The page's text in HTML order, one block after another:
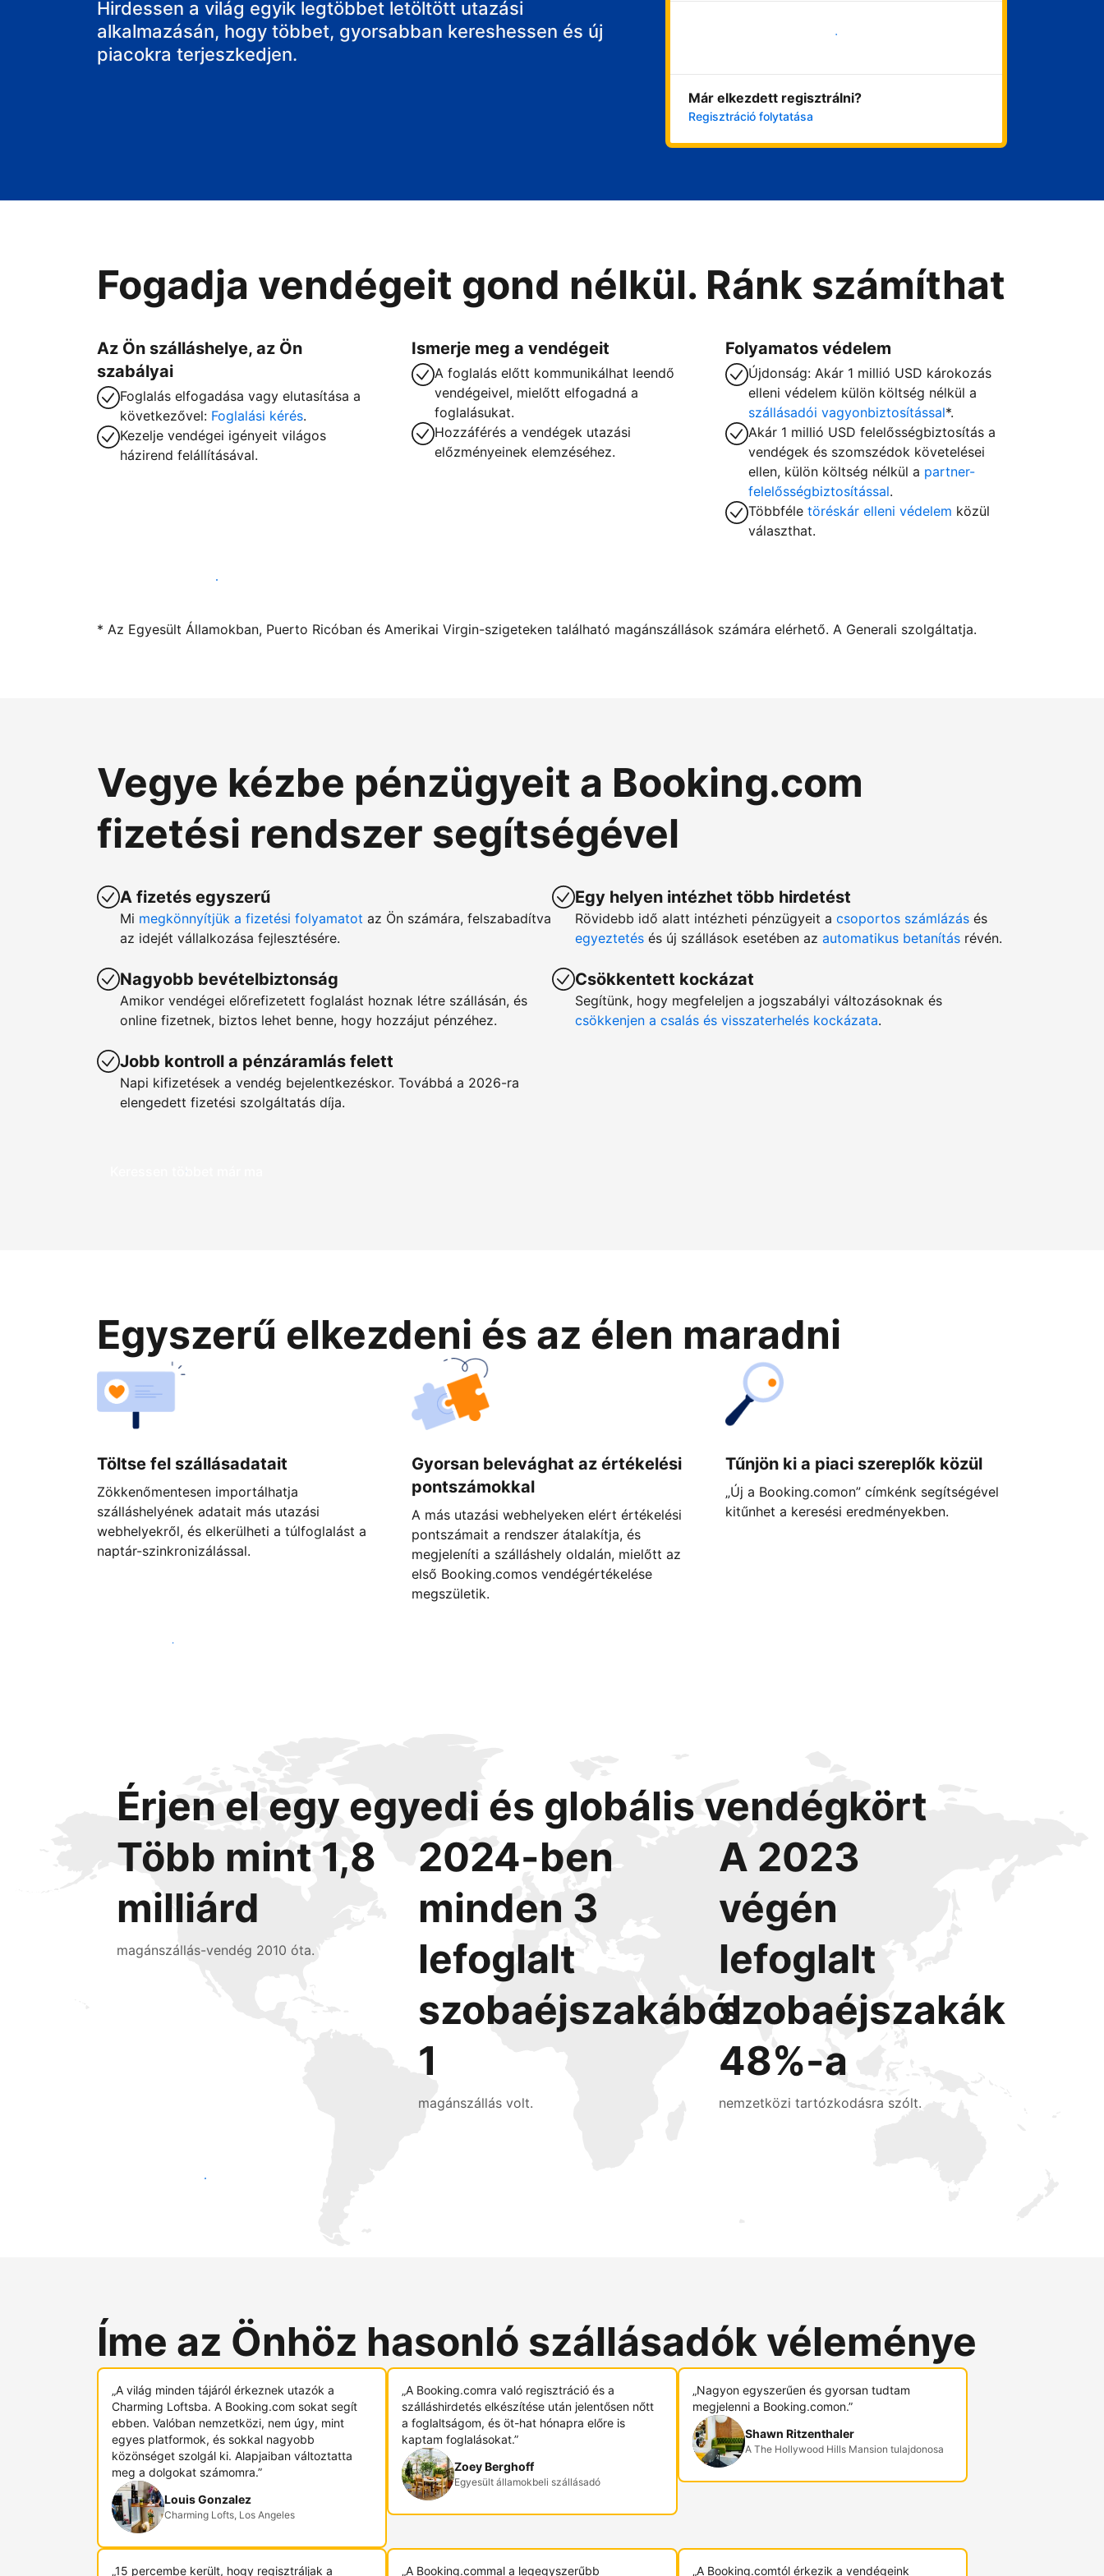
Hirdessen a világ egyik legtöbbet letöltött utazási
alkalmazásán, hogy többet, gyorsabban kereshessen és új
piacokra terjeszkedjen.
Vágjon bele most
Már elkezdett regisztrálni?
Regisztráció folytatása
Fogadja vendégeit gond nélkül. Ránk számíthat
Az Ön szálláshelye, az Ön
szabályai
Foglalás elfogadása vagy elutasítása a
következővel: Foglalási kérés.
Kezelje vendégei igényeit világos
házirend felállításával.
Ismerje meg a vendégeit
A foglalás előtt kommunikálhat leendő
vendégeivel, mielőtt elfogadná a
foglalásukat.
Hozzáférés a vendégek utazási
előzményeinek elemzéséhez.
Folyamatos védelem
Újdonság: Akár 1 millió USD károkozás
elleni védelem külön költség nélkül a
szállásadói vagyonbiztosítással*.
Akár 1 millió USD felelősségbiztosítás a
vendégek és szomszédok követelései
ellen, külön költség nélkül a partner-
felelősségbiztosítással.
Többféletöréskár elleni védelem közül
választhat.
Kínáljon szállást a segítségünkkel
* Az Egyesült Államokban, Puerto Ricóban és Amerikai Virgin-szigeteken található magánszállások számára elérhető. A Generali szolgáltatja.
Vegye kézbe pénzügyeit a Booking.com
fizetési rendszer segítségével
A fizetés egyszerű
Mi megkönnyítjük a fizetési folyamatot az Ön számára, felszabadítva
az idejét vállalkozása fejlesztésére.
Nagyobb bevételbiztonság
Amikor vendégei előrefizetett foglalást hoznak létre szállásán, és
online fizetnek, biztos lehet benne, hogy hozzájut pénzéhez.
Jobb kontroll a pénzáramlás felett
Napi kifizetések a vendég bejelentkezéskor. Továbbá a 2026-ra
elengedett fizetési szolgáltatás díja.
Egy helyen intézhet több hirdetést
Rövidebb idő alatt intézheti pénzügyeit a csoportos számlázás és
egyeztetés és új szállások esetében az automatikus betanítás révén.
Csökkentett kockázat
Segítünk, hogy megfeleljen a jogszabályi változásoknak és
csökkenjen a csalás és visszaterhelés kockázata.
Keressen többet már ma
Egyszerű elkezdeni és az élen maradni
Töltse fel szállásadatait
Zökkenőmentesen importálhatja
szálláshelyének adatait más utazási
webhelyekről, és elkerülheti a túlfoglalást a
naptár-szinkronizálással.
Gyorsan belevághat az értékelési
pontszámokkal
A más utazási webhelyeken elért értékelési
pontszámait a rendszer átalakítja, és
megjeleníti a szálláshely oldalán, mielőtt az
első Booking.comos vendégértékelése
megszületik.
Tűnjön ki a piaci szereplők közül
„Új a Booking.comon” címkénk segítségével
kitűnhet a keresési eredményekben.
Vágjon bele még ma
Érjen el egy egyedi és globális vendégkört
Több mint 1,8
milliárd
magánszállás-vendég 2010 óta.
2024-ben
minden 3
lefoglalt
szobaéjszakából
1
magánszállás volt.
A 2023
végén
lefoglalt
szobaéjszakák
48%-a
nemzetközi tartózkodásra szólt.
Érjen el új vendégeket még ma
Íme az Önhöz hasonló szállásadók véleménye
„A világ minden tájáról érkeznek utazók a
Charming Loftsba. A Booking.com sokat segít
ebben. Valóban nemzetközi, nem úgy, mint
egyes platformok, és sokkal nagyobb
közönséget szolgál ki. Alapjaiban változtatta
meg a dolgokat számomra.”
Louis Gonzalez
Charming Lofts, Los Angeles
„A Booking.comra való regisztráció és a
szálláshirdetés elkészítése után jelentősen nőtt
a foglaltságom, és öt-hat hónapra előre is
kaptam foglalásokat.”
Zoey Berghoff
Egyesült államokbeli szállásadó
„Nagyon egyszerűen és gyorsan tudtam
megjelenni a Booking.comon.”
Shawn Ritzenthaler
A The Hollywood Hills Mansion tulajdonosa
„15 percembe került, hogy regisztráljak a „A Booking.commal a legegyszerűbb „A Booking.comtól érkezik a vendégeink